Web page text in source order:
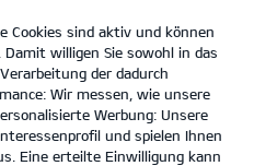
KA GmbH & Co. KG
Cookies sind aktiv und können
willigen Sie sowohl in das
der dadurch
Wir messen, wie unsere
Werbung: Unsere
und spielen Ihnen
Eine erteilte Einwilligung kann